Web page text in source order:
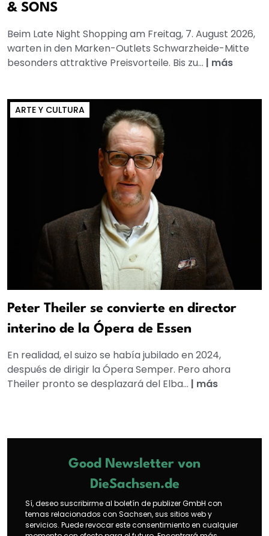
& SONS
Beim Late Night Shopping am Freitag, 7. August 2026,
warten in den Marken-Outlets Schwarzheide-Mitte
besonders attraktive Preisvorteile. Bis zu... | más
ARTE Y CULTURA
Peter Theiler se convierte en director
interino de la Ópera de Essen
En realidad, el suizo se había jubilado en 2024,
después de dirigir la Ópera Semper. Pero ahora
Theiler pronto se desplazará del Elba... | más
Good Newsletter von
DieSachsen.de
Sí, deseo suscribirme al boletín de publizer GmbH con
temas relacionados con Sachsen, sus sitios web y
servicios. Puede revocar este consentimiento en cualquier